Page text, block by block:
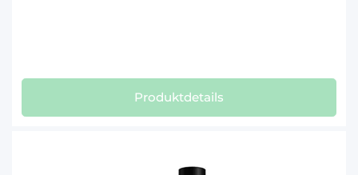
Produktdetails